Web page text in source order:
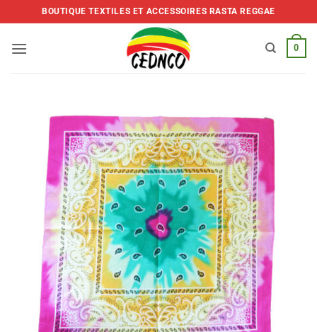
to
BOUTIQUE TEXTILES ET ACCESSOIRES RASTA REGGAE
0